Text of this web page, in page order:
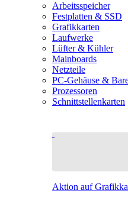
Arbeitsspeicher
Festplatten & SSD
Grafikkarten
Laufwerke
Lüfter & Kühler
Mainboards
Netzteile
PC-Gehäuse &
Prozessoren
Schnittstellenkarten
Aktion auf